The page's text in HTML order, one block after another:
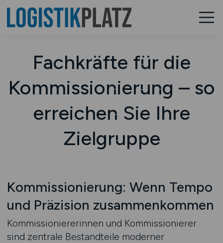
Fachkräfte für die
Kommissionierung – so
erreichen Sie Ihre
Zielgruppe
Kommissionierung: Wenn Tempo
und Präzision zusammenkommen
Kommissioniererinnen und Kommissionierer
sind zentrale Bestandteile moderner